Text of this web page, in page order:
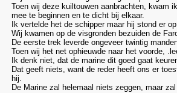
Toen wij deze kuiltouwen aanbrachten, kwam
mee te beginnen en te dicht bij elkaar.
Ik vertelde het de schipper maar hij stond er
Wij kwamen op de visgronden bezuiden de
De eerste trek leverde ongeveer twintig
Toen wij het net ophieuwde naar het voorde,
Ik denk niet, dat de marine dit goed gaat
Dat geeft niets, want de reder heeft ons er
hij.
De Marine zal helemaal niets zeggen, maar